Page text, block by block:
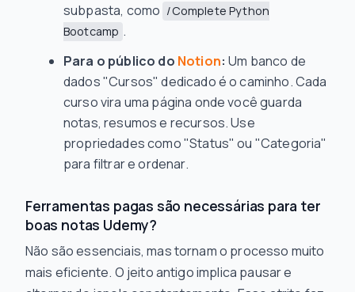
subpasta, como /Complete Python
Bootcamp .
Para o público do Notion: Um banco de
dados "Cursos" dedicado é o caminho. Cada
curso vira uma página onde você guarda
notas, resumos e recursos. Use
propriedades como "Status" ou "Categoria"
para filtrar e ordenar.
Ferramentas pagas são necessárias para ter
boas notas Udemy?
Não são essenciais, mas tornam o processo muito
mais eficiente. O jeito antigo implica pausar e